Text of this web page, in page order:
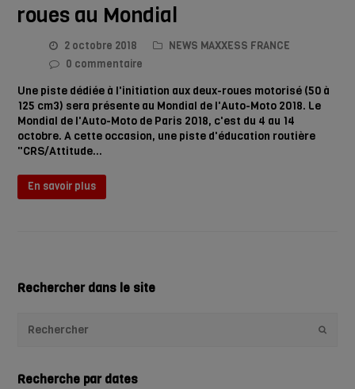
roues au Mondial
2 octobre 2018
NEWS MAXXESS FRANCE
0 commentaire
Une piste dédiée à l'initiation aux deux-roues motorisé (50 à
125 cm3) sera présente au Mondial de l'Auto-Moto 2018. Le
Mondial de l'Auto-Moto de Paris 2018, c'est du 4 au 14
octobre. A cette occasion, une piste d'éducation routière
"CRS/Attitude…
En savoir plus
Rechercher dans le site
Recherche par dates